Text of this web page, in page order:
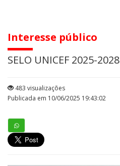
Interesse público
SELO UNICEF 2025-2028
483 visualizações
Publicada em 10/06/2025 19:43:02